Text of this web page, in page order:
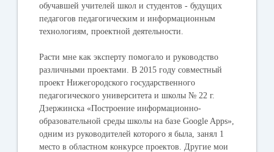
обучавшей учителей школ и студентов - будущих
педагогов педагогическим и информационным
технологиям, проектной деятельности.
Расти мне как эксперту помогало и руководство
различными проектами. В 2015 году совместный
проект Нижегородского государственного
педагогического университета и школы № 22 г.
Дзержинска «Построение информационно-
образовательной среды школы на базе Google Apps»,
одним из руководителей которого я была, занял 1
место в областном конкурсе проектов. Другие мои